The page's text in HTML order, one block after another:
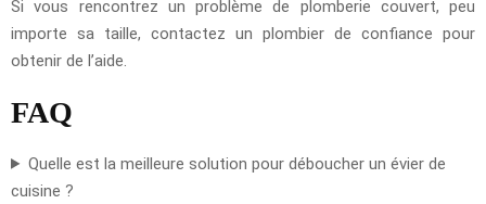
Si vous rencontrez un problème de plomberie couvert, peu
importe sa taille, contactez un plombier de confiance pour
obtenir de l’aide.
FAQ
Quelle est la meilleure solution pour déboucher un évier de
cuisine ?